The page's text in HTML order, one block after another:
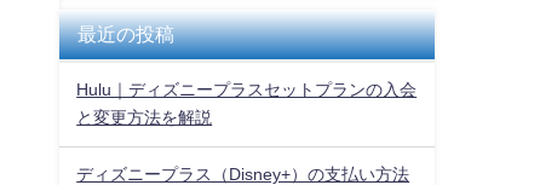
最近の投稿
Hulu｜ディズニープラスセットプランの入会
と変更方法を解説
ディズニープラス（Disney+）の支払い方法